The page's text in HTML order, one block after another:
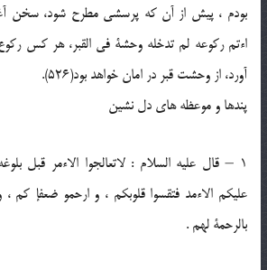
بودم ، پيش از آن كه پرسشى مطرح شود، سخن
اءتم ركوعه لم تدخله وحشة فى القبر، هر كس
آورد، از وحشت قبر در امان خواهد بود(526).
پندها و موعظه هاى دل نشين
1 – قال عليه السلام : لاتعالجوا الاءمر قبل
عليكم الاءمد فتقسوا قلوبكم ، و ارحمو ضعفإ كم ،
بالرحمة لهم .